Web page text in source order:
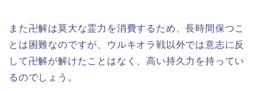
また卍解は莫大な霊力を消費するため、長時間保つこ
とは困難なのですが、ウルキオラ戦以外では意志に反
して卍解が解けたことはなく、高い持久力を持ってい
るのでしょう。